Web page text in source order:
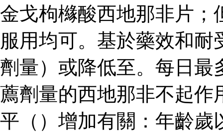
金戈枸櫞酸西地那非片；
服用均可。基於藥效和
劑量）或降低至。每日最
薦劑量的西地那非不起作
平（）增加有關：年齡歲